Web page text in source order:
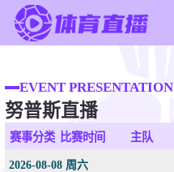
足球直播
篮球直播
足球录像
EVENT PRESENTATION
努普斯直播
赛事分类 比赛时间 主队
2026-08-08 周六